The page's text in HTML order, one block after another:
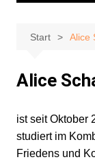
Start Alice
Alice
ist seit Oktober
studiert im
Friedens und